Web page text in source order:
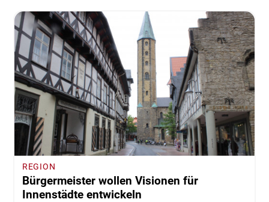
REGION
Bürgermeister wollen Visionen für
Innenstädte entwickeln